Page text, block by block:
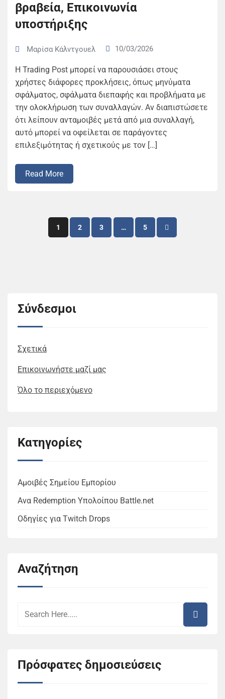
βραβεία, Επικοινωνία
υποστήριξης
Μαρίσα Κάλντγουελ 10/03/2026
Η Trading Post μπορεί να παρουσιάσει στους
χρήστες διάφορες προκλήσεις, όπως μηνύματα
σφάλματος, σφάλματα διεπαφής και προβλήματα με
την ολοκλήρωση των συναλλαγών. Αν διαπιστώσετε
ότι λείπουν ανταμοιβές μετά από μια συναλλαγή,
αυτό μπορεί να οφείλεται σε παράγοντες
επιλεξιμότητας ή σχετικούς με τον […]
Read More
Posts
1 2 3 … 5
Σύνδεσμοι
Σχετικά
Επικοινωνήστε μαζί μας
Όλο το περιεχόμενο
Κατηγορίες
Αμοιβές Σημείου Εμπορίου
Ανα Redemption Υπολοίπου Battle.net
Οδηγίες για Twitch Drops
Αναζήτηση
Πρόσφατες δημοσιεύσεις